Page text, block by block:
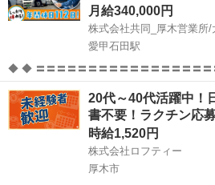
月給340,000円
株式会社共同_厚木営業所/
愛甲石田駅
◆ ◆ 〓〓〓〓〓〓〓〓〓〓〓〓〓〓〓〓〓〓〓〓 ☆ 株式会社共同
のオススメPOINT ☆ 〓〓〓〓〓〓〓〓〓〓〓〓〓〓〓〓〓〓〓〓
■□配送ルートを覚えやすい！□■ 配送は高
中心。 ドラレ...
神奈川 厚木市 愛甲石田駅 その他
20代～40代活躍中！
書不要！ラクチン応
時給1,520円
株式会社ロフティー
厚木市